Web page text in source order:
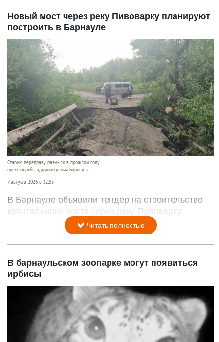
Новый мост через реку Пивоварку планируют
построить в Барнауле
Старую переправу размыло в прошлом году
пресс-службы администрации Барнаула
7 августа 2026 в 22:55
В Барнауле объявили тендер на строительство
капитального моста через реку Пивоварку.
Читать полностью
В барнаульском зоопарке могут появиться
ирбисы